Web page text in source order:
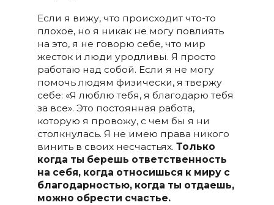
Если я вижу, что происходит что-то
плохое, но я никак не могу повлиять
на это, я не говорю себе, что мир
жесток и люди уродливы. Я просто
работаю над собой. Если я не могу
помочь людям физически, я твержу
себе: «Я люблю тебя, я благодарю тебя
за все». Это постоянная работа,
которую я провожу, с чем бы я ни
столкнулась. Я не имею права никого
винить в своих несчастьях. Только
когда ты берешь ответственность
на себя, когда относишься к миру с
благодарностью, когда ты отдаешь,
можно обрести счастье.